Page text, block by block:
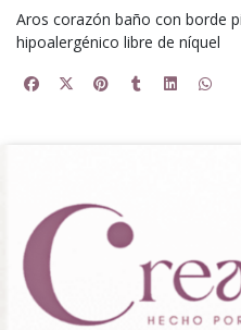
Aros corazón baño con borde
hipoalergénico libre de níquel